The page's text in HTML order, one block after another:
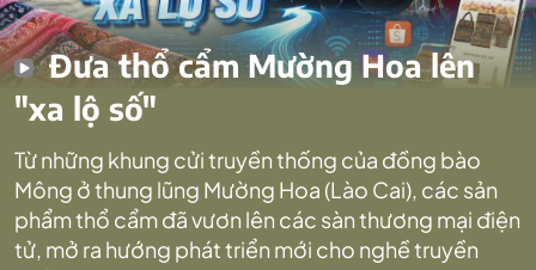
Đưa thổ cẩm Mường Hoa lên
"xa lộ số"
Từ những khung cửi truyền thống của đồng bào
Mông ở thung lũng Mường Hoa (Lào Cai), các sản
phẩm thổ cẩm đã vươn lên các sàn thương mại điện
tử, mở ra hướng phát triển mới cho nghề truyền